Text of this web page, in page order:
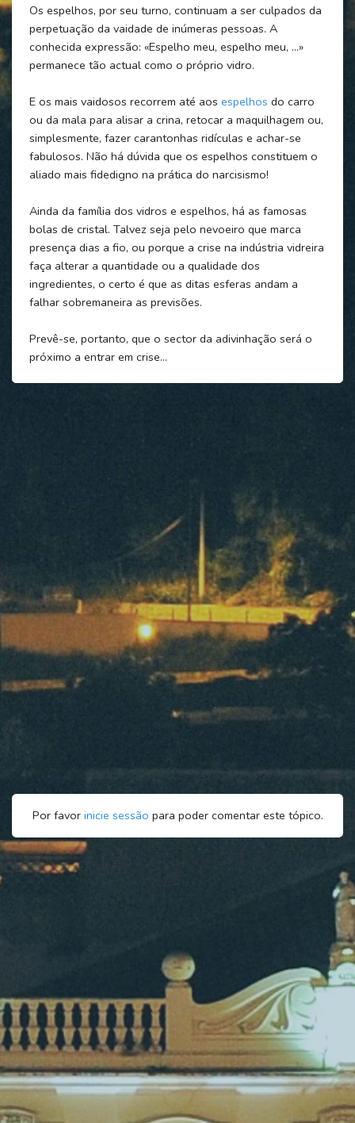
Os espelhos, por seu turno, continuam a ser culpados da
perpetuação da vaidade de inúmeras pessoas. A
conhecida expressão: «Espelho meu, espelho meu, …»
permanece tão actual como o próprio vidro.
E os mais vaidosos recorrem até aos espelhos do carro
ou da mala para alisar a crina, retocar a maquilhagem ou,
simplesmente, fazer carantonhas ridículas e achar-se
fabulosos. Não há dúvida que os espelhos constituem o
aliado mais fidedigno na prática do narcisismo!
Ainda da família dos vidros e espelhos, há as famosas
bolas de cristal. Talvez seja pelo nevoeiro que marca
presença dias a fio, ou porque a crise na indústria vidreira
faça alterar a quantidade ou a qualidade dos
ingredientes, o certo é que as ditas esferas andam a
falhar sobremaneira as previsões.
Prevê-se, portanto, que o sector da adivinhação será o
próximo a entrar em crise…
Por favor inicie sessão para poder comentar este tópico.